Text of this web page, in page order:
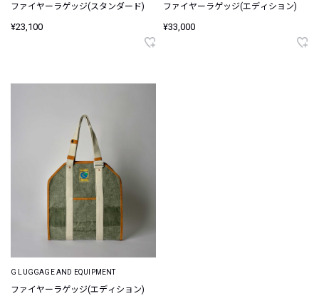
ファイヤーラゲッジ(スタンダード)
¥23,100
ファイヤーラゲッジ(エディション)
¥33,000
G LUGGAGE AND EQUIPMENT
ファイヤーラゲッジ(エディション)